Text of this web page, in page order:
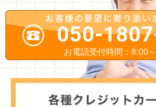
050-
お電話受付時間：8:00